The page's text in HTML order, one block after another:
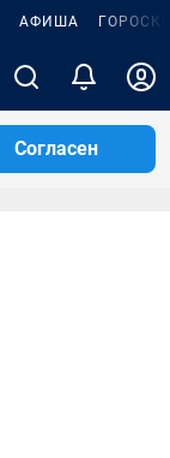
АФИША
Согласен